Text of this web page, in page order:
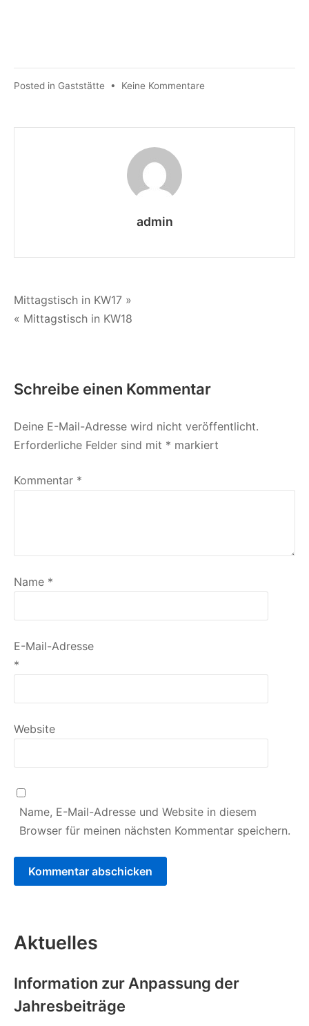
Posted in Gaststätte • Keine Kommentare
admin
Beitragsnavigation
Mittagstisch in KW17 »
« Mittagstisch in KW18
Schreibe einen Kommentar
Deine E-Mail-Adresse wird nicht veröffentlicht.
Erforderliche Felder sind mit * markiert
Kommentar *
Name *
E-Mail-Adresse
*
Website
Name, E-Mail-Adresse und Website in diesem
Browser für meinen nächsten Kommentar speichern.
Aktuelles
Information zur Anpassung der
Jahresbeiträge